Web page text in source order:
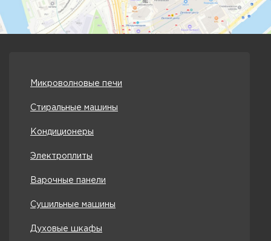
Микроволновые печи
Стиральные машины
Кондиционеры
Электроплиты
Варочные панели
Сушильные машины
Духовые шкафы